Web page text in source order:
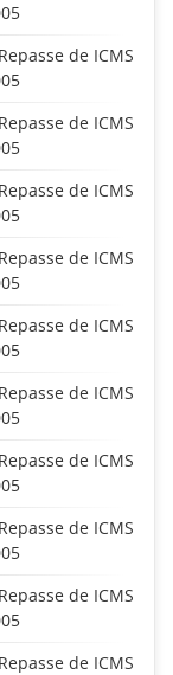
de ICMS
de ICMS
de ICMS
de ICMS
de ICMS
de ICMS
de ICMS
de ICMS
de ICMS
de ICMS